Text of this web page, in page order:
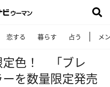
恋する 暮らす 占う メ
定色！ 「ブレ
を数量限定発売